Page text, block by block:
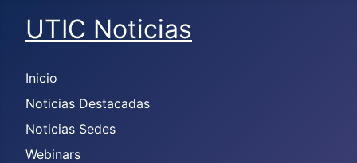
UTIC Noticias
Inicio
Noticias Destacadas
Noticias Sedes
Webinars